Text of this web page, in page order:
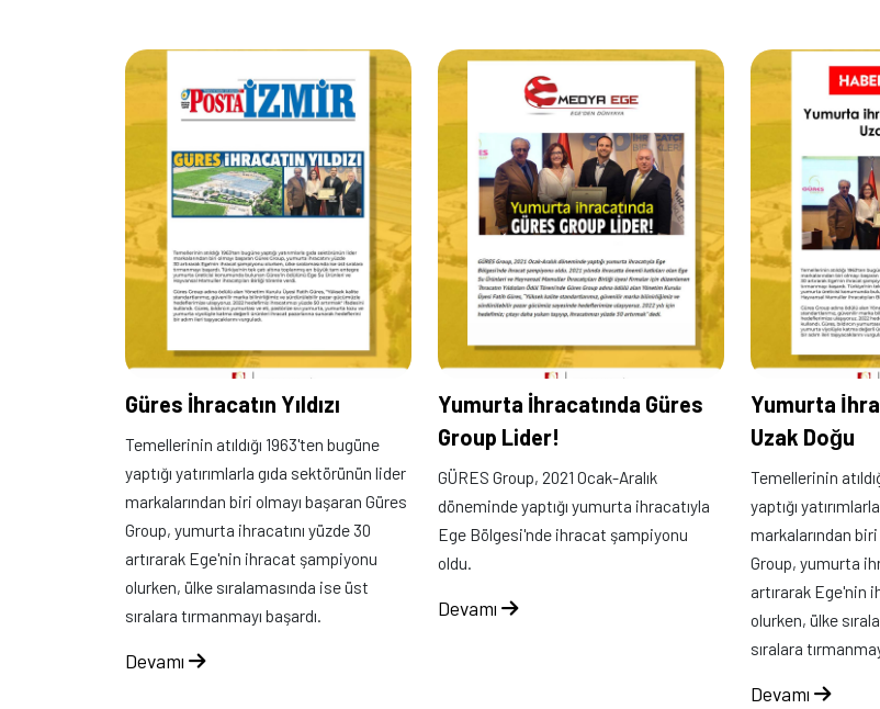
Güres İhracatın Yıldızı
Temellerinin atıldığı 1963'ten bugüne
yaptığı yatırımlarla gıda sektörünün lider
markalarından biri olmayı başaran Güres
Group, yumurta ihracatını yüzde 30
artırarak Ege'nin ihracat şampiyonu
olurken, ülke sıralamasında ise üst
sıralara tırmanmayı başardı.
Devamı
Yumurta İhracatında Güres
Group Lider!
GÜRES Group, 2021 Ocak-Aralık
döneminde yaptığı yumurta ihracatıyla
Ege Bölgesi'nde ihracat şampiyonu
oldu.
Devamı
Yumurta
Uzak Doğu
Temellerinin
yaptığı
markalarından
Group, yumurta
artırarak Ege'nin
olurken, ülke
sıralara
Devamı